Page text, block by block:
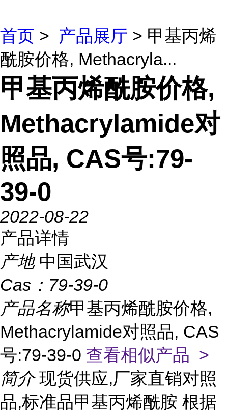
首页 > 产品展厅 > 甲基丙烯
酰胺价格, Methacryla...
甲基丙烯酰胺价格,
Methacrylamide对
照品, CAS号:79-
39-0
2022-08-22
产品详情
产地 中国武汉
Cas： 79-39-0
产品名称甲基丙烯酰胺价格,
Methacrylamide对照品, CAS
号:79-39-0 查看相似产品 >
简介 现货供应,厂家直销对照
品,标准品甲基丙烯酰胺 根据